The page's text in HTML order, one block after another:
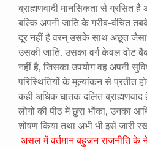
ब्राह्मणवादी मानसिकता से ग्रसित
बल्कि अपनी जाति के गरीब-वंचित
दूर नहीं है वरन् उसके साथ अछूत जैसा
उसकी जाति, उसका वर्ग केवल
नहीं है, जिसका उपयोग वह अपनी
परिस्थितियों के मूल्यांकन से प्रतीत
कही अधिक घातक दलित
लोगों की पीठ में छुरा भोंका, उनका
शोषण किया तथा अभी भी इसे जारी
असल में वर्तमान बहुजन राजनीति